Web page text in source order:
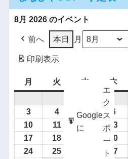
8月 2026 のイベント
前へ 本日 月
印刷表示
Google
に
エ
ク
ス
ポ
ー
ト
月 火 水 木
3
4 5 6
10
11 12 13
17
18 20
24
25 27